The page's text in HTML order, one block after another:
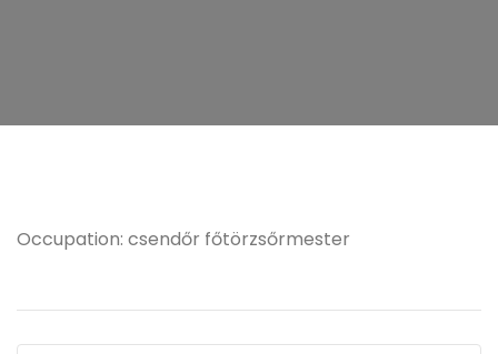
Occupation: csendőr főtörzsőrmester